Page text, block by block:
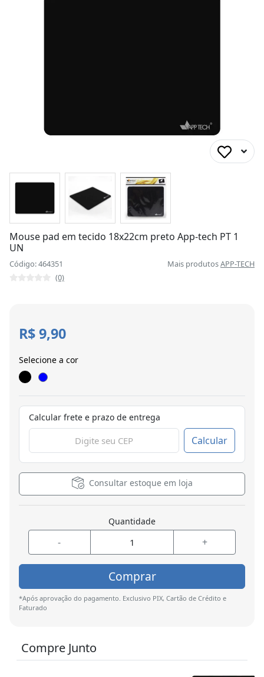
Mouse pad em tecido 18x22cm preto App-tech PT 1
UN
Código: 464351 Mais produtosAPP-TECH
(0)
R$ 9,90
Selecione a cor
Calcular frete e prazo de entrega
Calcular
Consultar estoque em loja
Quantidade
- +
Comprar
*Após aprovação do pagamento. Exclusivo PIX, Cartão de Crédito e
Faturado
Compre Junto